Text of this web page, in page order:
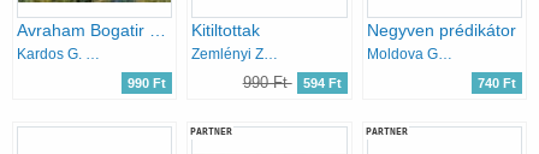
Kardos G. György
990 Ft
Kitiltottak
Zemlényi Zoltán
990 Ft 594 Ft
Negyven prédikátor
Moldova György
740 Ft
PARTNER PARTNER